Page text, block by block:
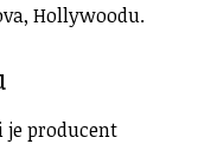
Hollywoodu.
producent